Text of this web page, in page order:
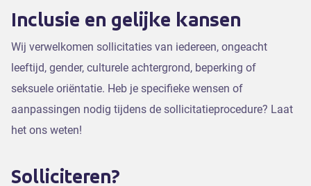
Inclusie en gelijke kansen
Wij verwelkomen sollicitaties van iedereen, ongeacht
leeftijd, gender, culturele achtergrond, beperking of
seksuele oriëntatie. Heb je specifieke wensen of
aanpassingen nodig tijdens de sollicitatieprocedure? Laat
het ons weten!
Solliciteren?